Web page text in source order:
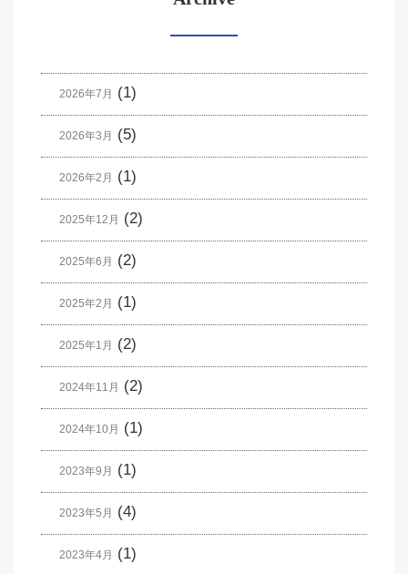
2026年7月 (1)
2026年3月 (5)
2026年2月 (1)
2025年12月 (2)
2025年6月 (2)
2025年2月 (1)
2025年1月 (2)
2024年11月 (2)
2024年10月 (1)
2023年9月 (1)
2023年5月 (4)
2023年4月 (1)